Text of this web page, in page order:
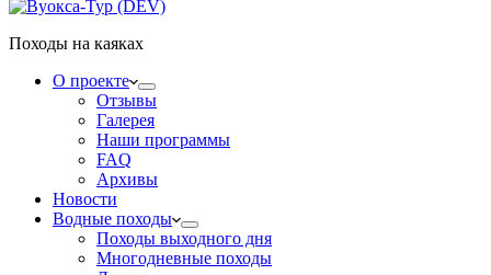
Походы на каяках
О проекте
Отзывы
Галерея
Наши программы
FAQ
Архивы
Новости
Водные походы
Походы выходного дня
Многодневные походы